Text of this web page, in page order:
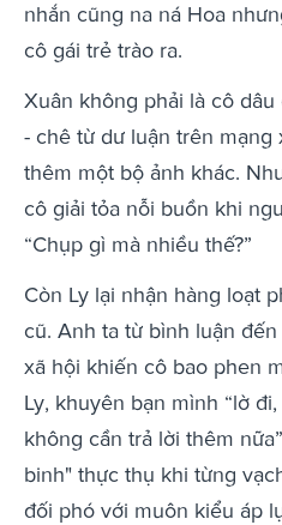
nhắn cũng na ná Hoa
cô gái trẻ trào ra.
Xuân không phải là cô
- chê từ dư luận trên mạng
thêm một bộ ảnh khác.
cô giải tỏa nỗi buồn khi
“Chụp gì mà nhiều thế?”
Còn Ly lại nhận hàng loạt
cũ. Anh ta từ bình luận
xã hội khiến cô bao phen
Ly, khuyên bạn mình “lờ
không cần trả lời thêm
binh" thực thụ khi từng
đối phó với muôn kiểu áp